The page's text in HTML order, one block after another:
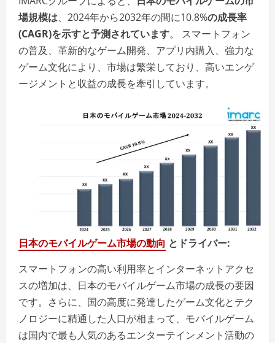
場規模は、2024年から2032年の間に10.8%の成長率
(CAGR)を示すと予測されています。 スマートフォン
の普及、革新的なゲーム開発、アプリ内購入、強力な
ゲーム文化により、市場は繁栄しており、高いエンゲ
ージメントと収益の成長を牽引しています。
日本のモバイルゲーム市場の動向 とドライバー:
スマートフォンの高い利用率とインターネットアクセ
スの増加は、日本のモバイルゲーム市場の成長の要因
です。さらに、国の高度に発達したゲーム文化とテク
ノロジーに精通した人口が相まって、モバイルゲーム
は国内で最も人気のあるエンターテインメント活動の